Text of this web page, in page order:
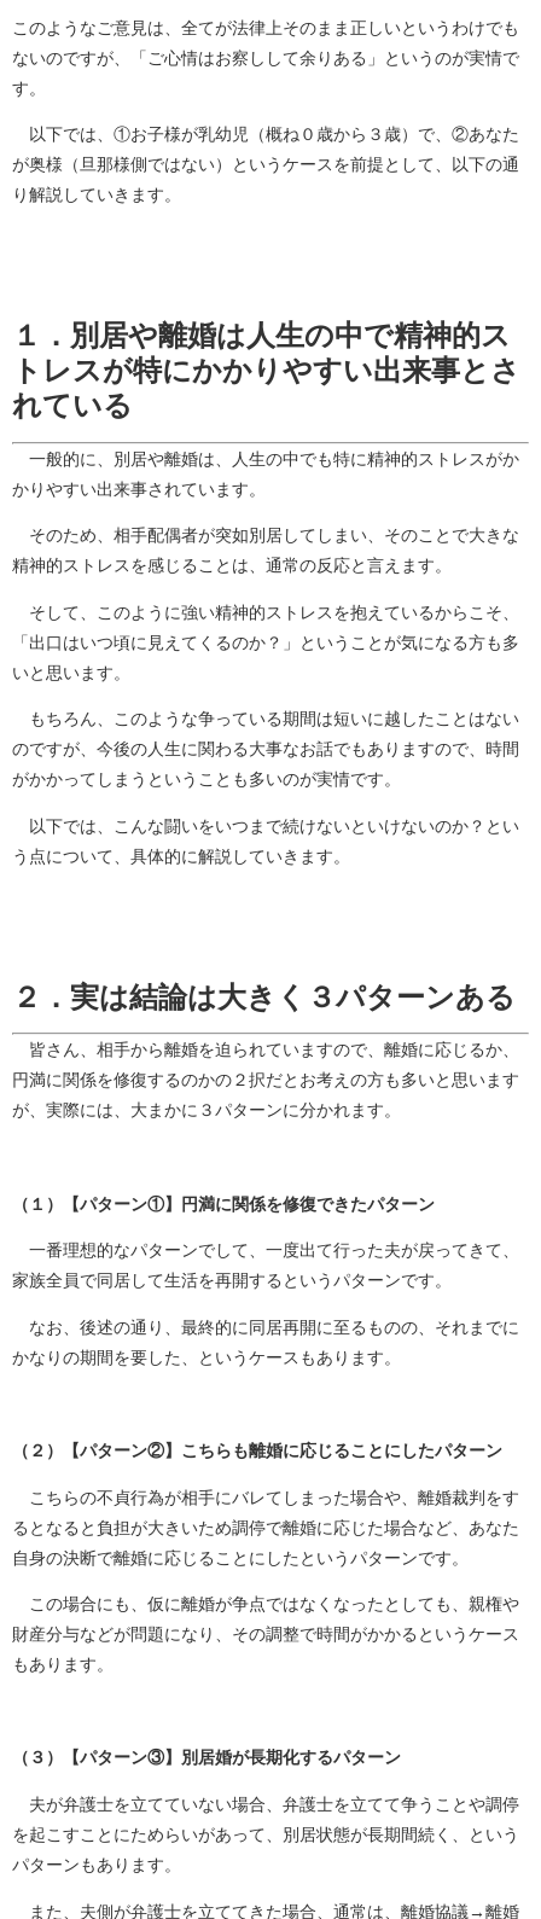
このようなご意見は、全てが法律上そのまま正しいというわけでも
ないのですが、「ご心情はお察しして余りある」というのが実情で
す。
以下では、①お子様が乳幼児（概ね０歳から３歳）で、②あなた
が奥様（旦那様側ではない）というケースを前提として、以下の通
り解説していきます。
１．別居や離婚は人生の中で精神的ス
トレスが特にかかりやすい出来事とさ
れている
一般的に、別居や離婚は、人生の中でも特に精神的ストレスがか
かりやすい出来事されています。
そのため、相手配偶者が突如別居してしまい、そのことで大きな
精神的ストレスを感じることは、通常の反応と言えます。
そして、このように強い精神的ストレスを抱えているからこそ、
「出口はいつ頃に見えてくるのか？」ということが気になる方も多
いと思います。
もちろん、このような争っている期間は短いに越したことはない
のですが、今後の人生に関わる大事なお話でもありますので、時間
がかかってしまうということも多いのが実情です。
以下では、こんな闘いをいつまで続けないといけないのか？とい
う点について、具体的に解説していきます。
２．実は結論は大きく３パターンある
皆さん、相手から離婚を迫られていますので、離婚に応じるか、
円満に関係を修復するのかの２択だとお考えの方も多いと思います
が、実際には、大まかに３パターンに分かれます。
（１）【パターン①】円満に関係を修復できたパターン
一番理想的なパターンでして、一度出て行った夫が戻ってきて、
家族全員で同居して生活を再開するというパターンです。
なお、後述の通り、最終的に同居再開に至るものの、それまでに
かなりの期間を要した、というケースもあります。
（２）【パターン②】こちらも離婚に応じることにしたパターン
こちらの不貞行為が相手にバレてしまった場合や、離婚裁判をす
るとなると負担が大きいため調停で離婚に応じた場合など、あなた
自身の決断で離婚に応じることにしたというパターンです。
この場合にも、仮に離婚が争点ではなくなったとしても、親権や
財産分与などが問題になり、その調整で時間がかかるというケース
もあります。
（３）【パターン③】別居婚が長期化するパターン
夫が弁護士を立てていない場合、弁護士を立てて争うことや調停
を起こすことにためらいがあって、別居状態が長期間続く、という
パターンもあります。
また、夫側が弁護士を立ててきた場合、通常は、離婚協議→離婚